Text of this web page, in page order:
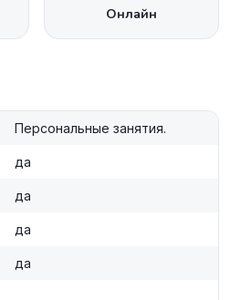
Онлайн
Персональные занятия.
да
да
да
да